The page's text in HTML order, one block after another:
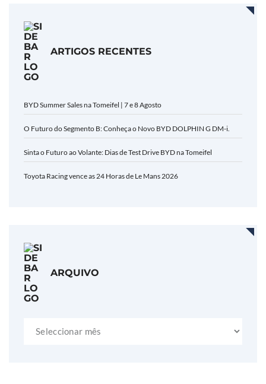
ARTIGOS RECENTES
BYD Summer Sales na Tomeifel | 7 e 8 Agosto
O Futuro do Segmento B: Conheça o Novo BYD DOLPHIN G DM-i.
Sinta o Futuro ao Volante: Dias de Test Drive BYD na Tomeifel
Toyota Racing vence as 24 Horas de Le Mans 2026
ARQUIVO